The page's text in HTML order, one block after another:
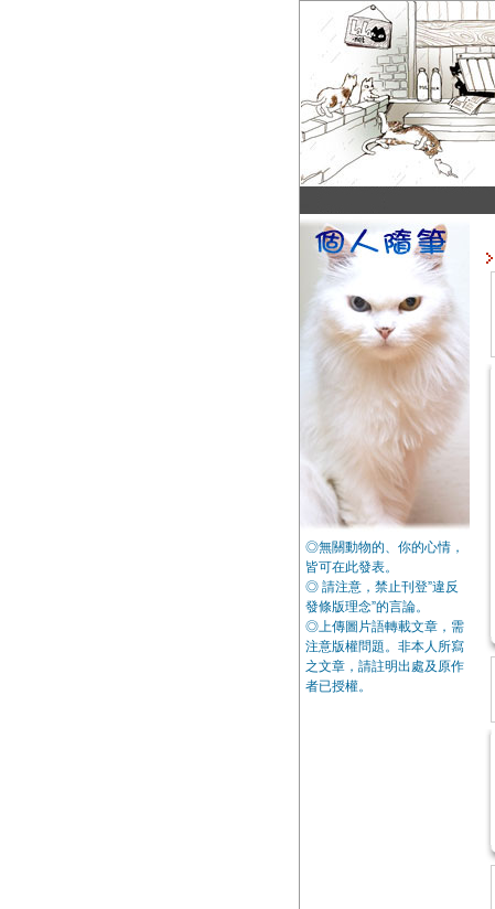
◎無關動物的、你的心情，
皆可在此發表。
◎ 請注意，禁止刊登”違反
發條版理念”的言論。
◎上傳圖片語轉載文章，需
注意版權問題。非本人所寫
之文章，請註明出處及原作
者已授權。